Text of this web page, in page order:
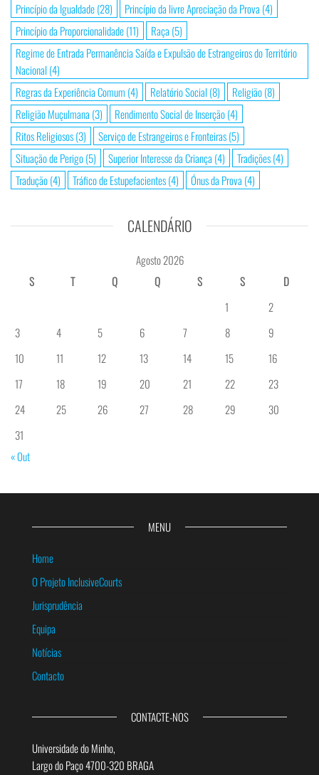
Princípio da Igualdade(28) Princípio da livre Apreciação da Prova (4)
Princípio da Proporcionalidade(11) Raça (5)
Regime de Entrada Permanência Saída e Expulsão de Estrangeiros do Território
Nacional (4)
Regras da Experiência Comum (4) Relatório Social (8) Religião(8)
Religião Muçulmana (3) Rendimento Social de Inserção(4)
Ritos Religiosos(3) Serviço de Estrangeiros e Fronteiras(5)
Situação de Perigo(5) Superior Interesse da Criança (4) Tradições(4)
Tradução(4) Tráfico de Estupefacientes(4) Ónus da Prova (4)
CALENDÁRIO
Agosto 2026
S
T Q Q S S
D
1
2
3
4 5 6 7 8
9
10
11 12 13 14 15
16
17
18 19 20 21 22
23
24
25 26 27 28 29
30
31
« Out
MENU
Home
O Projeto InclusiveCourts
Jurisprudência
Equipa
Notícias
Contacto
CONTACTE-NOS
Universidade do Minho,
Largo do Paço 4700-320 BRAGA